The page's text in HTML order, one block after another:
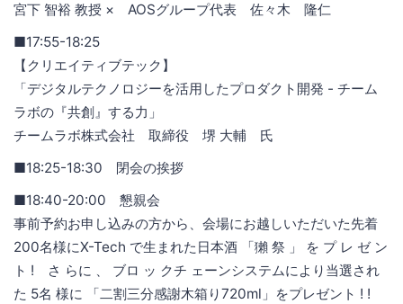
宮下 智裕 教授 × AOSグループ代表 佐々木 隆仁
■17:55-18:25
【クリエイティブテック】
「デジタルテクノロジーを活用したプロダクト開発 - チーム
ラボの『共創』する力」
チームラボ株式会社 取締役 堺 大輔 氏
■18:25-18:30 閉会の挨拶
■18:40-20:00 懇親会
事前予約お申し込みの方から、会場にお越しいただいた先着
200名様にX-Tech で生まれた日本酒 「獺 祭 」 を プ レ ゼ ン
ト ! さ らに 、 ブロ ッ クチ ェーンシステムにより当選され
た 5名 様に 「二割三分感謝木箱り720ml」をプレゼント ! !